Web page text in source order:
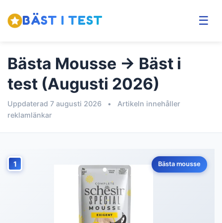
BÄST I TEST ☰
Bästa Mousse → Bäst i
test (Augusti 2026)
Uppdaterad 7 augusti 2026 •
Artikeln innehåller
reklamlänkar
1 Bästa mousse